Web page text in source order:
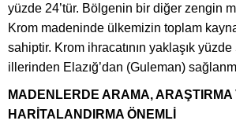
yüzde 24’tür. Bölgenin bir diğer zengin
Krom madeninde ülkemizin toplam
sahiptir. Krom ihracatının yaklaşık yüzde
illerinden Elazığ’dan (Guleman)
MADENLERDE ARAMA, ARAŞTIRMA
HARİTALANDIRMA ÖNEMLİ